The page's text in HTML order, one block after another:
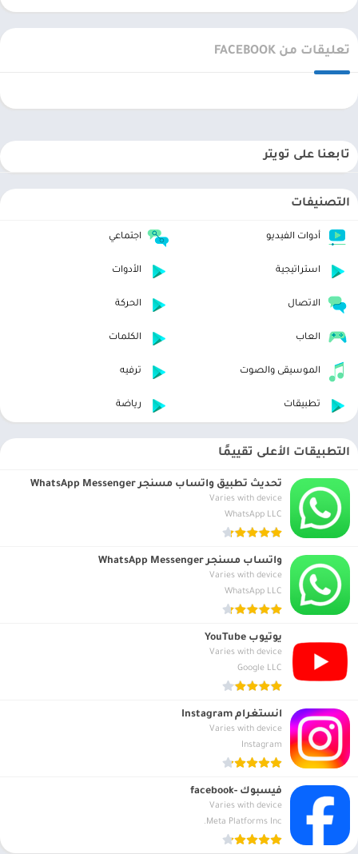
تعليقات من FACEBOOK
تابعنا على تويتر
التصنيفات
أدوات الفيديو اجتماعي
استراتيجية الأدوات
الاتصال الحركة
العاب الكلمات
الموسيقى والصوت ترفيه
تطبيقات رياضة
التطبيقات الأعلى تقييمًا
تحديث تطبيق واتساب مسنجر WhatsApp Messenger
Varies with device
WhatsApp LLC
واتساب مسنجر WhatsApp Messenger
Varies with device
WhatsApp LLC
يوتيوب YouTube
Varies with device
Google LLC
انستغرام Instagram
Varies with device
Instagram
فيسبوك -facebook
Varies with device
Meta Platforms Inc.